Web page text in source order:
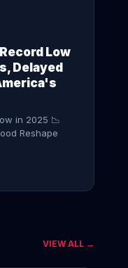
Low
Delayed
in 2025 📉
Reshape
VIEW ALL →